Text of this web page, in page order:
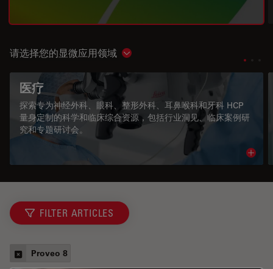
请选择您的显微应用领域 Show subnavigation
医疗
探索专为神经外科、眼科、整形外科、耳鼻喉科和牙科 HCP
量身定制的科学和临床综合资源，包括行业洞见、临床案例研
究和专题研讨会。
FILTER ARTICLES
Proveo 8